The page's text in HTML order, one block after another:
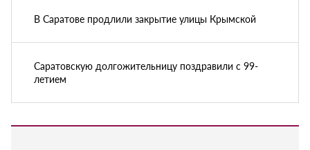
В Саратове продлили закрытие улицы Крымской
Саратовскую долгожительницу поздравили с 99-
летием